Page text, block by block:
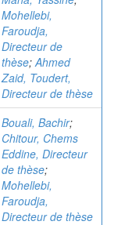
Mohellebi,
Faroudja,
Directeur de
thèse;Ahmed
Zaid, Toudert,
Directeur de thèse
Bouali, Bachir;
Chitour, Chems
Eddine, Directeur
de thèse;
Mohellebi,
Faroudja,
Directeur de thèse